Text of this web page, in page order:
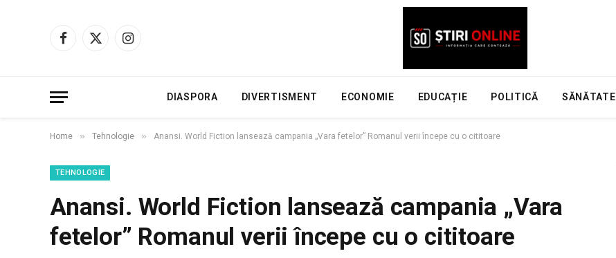
Facebook
X
Instagram
DIASPORA DIVERTISMENT ECONOMIE EDUCAȚIE POLITICĂ SĂNĂTATE
Home » Tehnologie » Anansi. World Fiction lansează campania „Vara fetelor” Romanul verii începe cu o cititoare
TEHNOLOGIE
Anansi. World Fiction lansează campania „Vara
fetelor” Romanul verii începe cu o cititoare